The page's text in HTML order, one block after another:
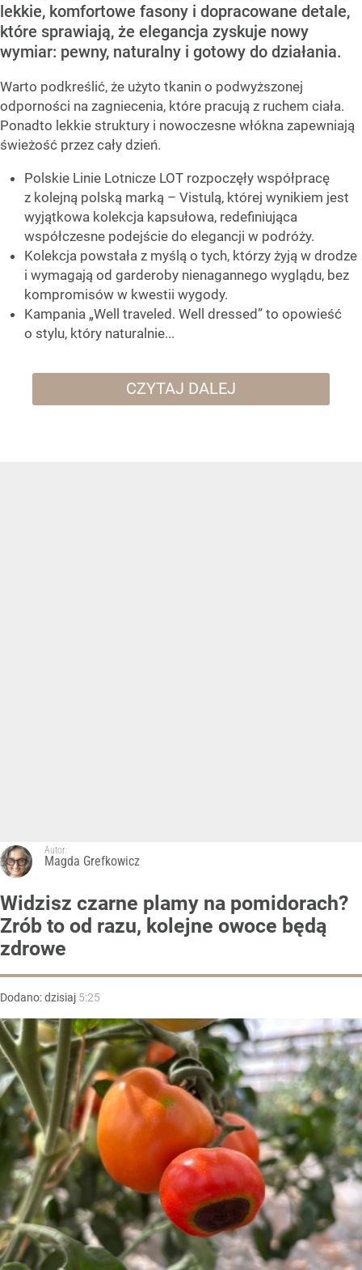
lekkie, komfortowe fasony i dopracowane detale,
które sprawiają, że elegancja zyskuje nowy
wymiar: pewny, naturalny i gotowy do działania.
Warto podkreślić, że użyto tkanin o podwyższonej
odporności na zagniecenia, które pracują z ruchem ciała.
Ponadto lekkie struktury i nowoczesne włókna zapewniają
świeżość przez cały dzień.
Polskie Linie Lotnicze LOT rozpoczęły współpracę
z kolejną polską marką – Vistulą, której wynikiem jest
wyjątkowa kolekcja kapsułowa, redefiniująca
współczesne podejście do elegancji w podróży.
Kolekcja powstała z myślą o tych, którzy żyją w drodze
i wymagają od garderoby nienagannego wyglądu, bez
kompromisów w kwestii wygody.
Kampania „Well traveled. Well dressed” to opowieść
o stylu, który naturalnie...
CZYTAJ DALEJ
Autor:
Magda Grefkowicz
Widzisz czarne plamy na pomidorach?
Zrób to od razu, kolejne owoce będą
zdrowe
Dodano:dzisiaj 5:25